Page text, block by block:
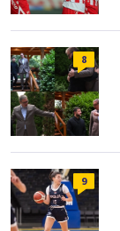
8
9